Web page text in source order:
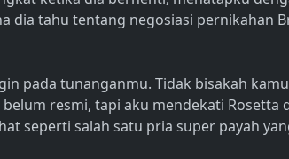
dia tahu tentang negosiasi pernikahan
pada tunanganmu. Tidak bisakah
resmi, tapi aku mendekati Rosetta
seperti salah satu pria super payah